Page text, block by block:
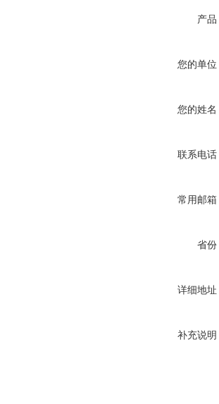
产品
您的单位
您的姓名
联系电话
常用邮箱
省份
详细地址
补充说明